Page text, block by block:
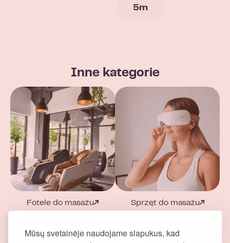
Mūsų svetainėje naudojame slapukus, kad
5m
Inne kategorie
Fotele do masażu Sprzęt do masażu